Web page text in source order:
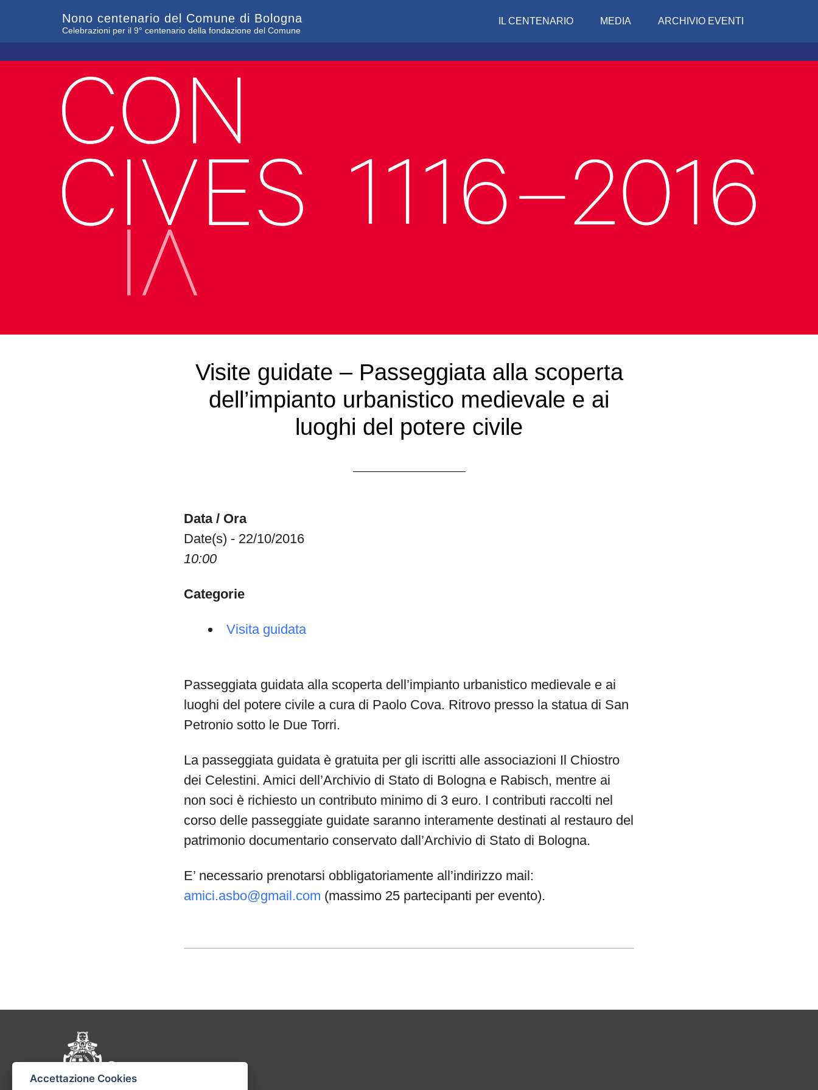
Nono centenario del Comune di Bologna
Celebrazioni per il 9° centenario della fondazione del Comune
IL CENTENARIO MEDIA ARCHIVIO EVENTI
Visite guidate – Passeggiata alla scoperta
dell’impianto urbanistico medievale e ai
luoghi del potere civile
Data / Ora
Date(s) - 22/10/2016
10:00
Categorie
Visita guidata
Passeggiata guidata alla scoperta dell’impianto urbanistico medievale e ai
luoghi del potere civile a cura di Paolo Cova. Ritrovo presso la statua di San
Petronio sotto le Due Torri.
La passeggiata guidata è gratuita per gli iscritti alle associazioni Il Chiostro
dei Celestini. Amici dell’Archivio di Stato di Bologna e Rabisch, mentre ai
non soci è richiesto un contributo minimo di 3 euro. I contributi raccolti nel
corso delle passeggiate guidate saranno interamente destinati al restauro del
patrimonio documentario conservato dall’Archivio di Stato di Bologna.
E’ necessario prenotarsi obbligatoriamente all’indirizzo mail:
amici.asbo@gmail.com (massimo 25 partecipanti per evento).
Pié di pagina di Comune di Bologna
Accettazione Cookies